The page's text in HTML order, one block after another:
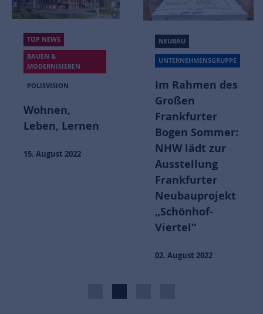
TOP NEWS
BAUEN &
MODERNISIEREN
POLISVISION
Wohnen,
Leben, Lernen
15. August 2022
NEUBAU
UNTERNEHMENSGRUPPE
Im Rahmen des
Großen
Frankfurter
Bogen Sommer:
NHW lädt zur
Ausstellung
Frankfurter
Neubauprojekt
„Schönhof-
Viertel“
02. August 2022